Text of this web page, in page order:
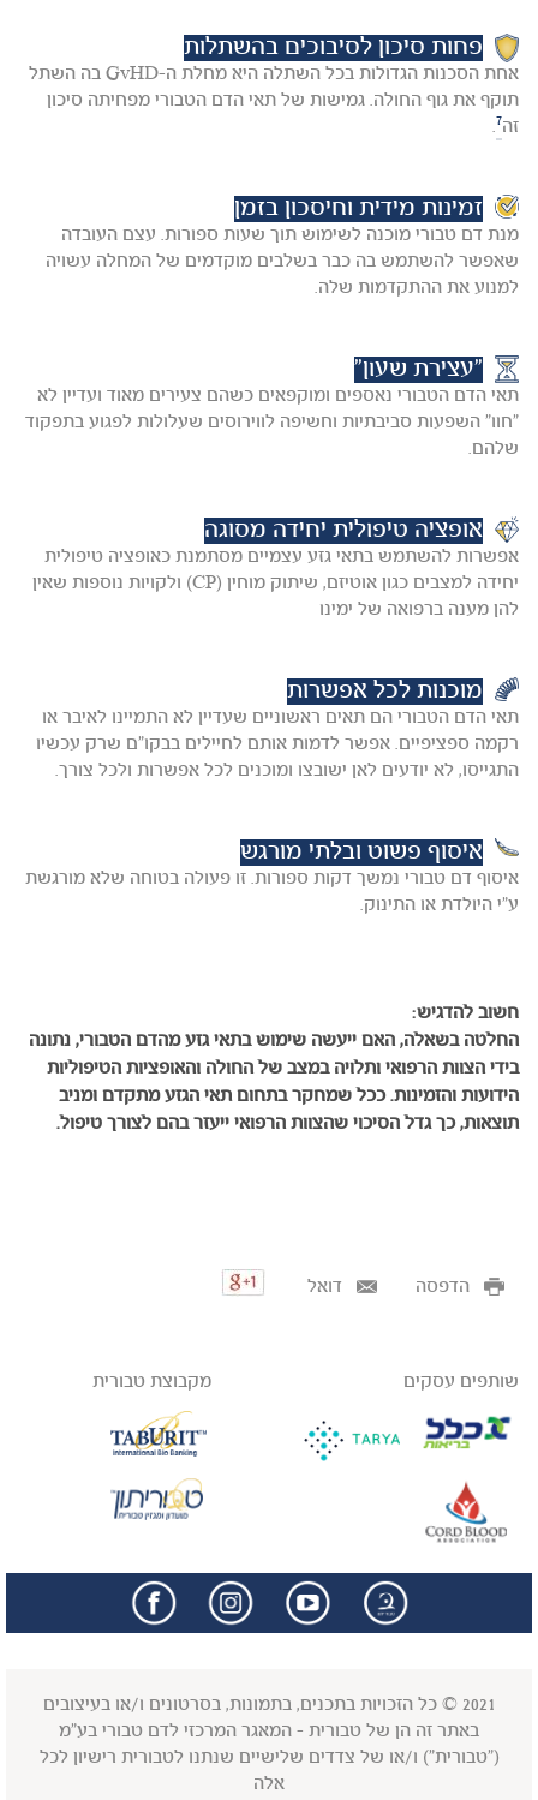
פחות סיכון לסיבוכים בהשתלות
אחת הסכנות הגדולות בכל השתלה היא מחלת ה-GvHD בה השתל
תוקף את גוף החולה. גמישות של תאי הדם הטבורי מפחיתה סיכון
זה7
.
זמינות מידית וחיסכון בזמן
מנת דם טבורי מוכנה לשימוש תוך שעות ספורות. עצם העובדה
שאפשר להשתמש בה כבר בשלבים מוקדמים של המחלה עשויה
למנוע את ההתקדמות שלה.
"עצירת שעון"
תאי הדם הטבורי נאספים ומוקפאים כשהם צעירים מאוד ועדיין לא
"חוו" השפעות סביבתיות וחשיפה לווירוסים שעלולות לפגוע בתפקוד
שלהם.
אופציה טיפולית יחידה מסוגה
אפשרות להשתמש בתאי גזע עצמיים מסתמנת כאופציה טיפולית
יחידה למצבים כגון אוטיזם, שיתוק מוחין (CP) ולקויות נוספות שאין
להן מענה ברפואה של ימינו
מוכנות לכל אפשרות
תאי הדם הטבורי הם תאים ראשוניים שעדיין לא התמיינו לאיבר או
רקמה ספציפיים. אפשר לדמות אותם לחיילים בבקו"ם שרק עכשיו
התגייסו, לא יודעים לאן ישובצו ומוכנים לכל אפשרות ולכל צורך.
איסוף פשוט ובלתי מורגש
איסוף דם טבורי נמשך דקות ספורות. זו פעולה בטוחה שלא מורגשת
ע"י היולדת או התינוק.
חשוב להדגיש:
החלטה בשאלה, האם ייעשה שימוש בתאי גזע מהדם הטבורי, נתונה
בידי הצוות הרפואי ותלויה במצב של החולה והאופציות הטיפוליות
הידועות והזמינות. ככל שמחקר בתחום תאי הגזע מתקדם ומניב
תוצאות, כך גדל הסיכוי שהצוות הרפואי ייעזר בהם לצורך טיפול.
הדפסה דואל
שותפים עסקים מקבוצת טבורית
2021 © כל הזכויות בתכנים, בתמונות, בסרטונים ו/או בעיצובים
באתר זה הן של טבורית - המאגר המרכזי לדם טבורי בע"מ
("טבורית") ו/או של צדדים שלישיים שנתנו לטבורית רישיון לכל
אלה